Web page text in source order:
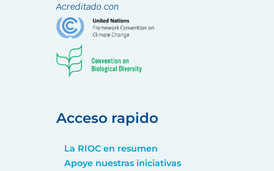
Acreditado con
Acceso rapido
La RIOC en resumen
Apoye nuestras iniciativas